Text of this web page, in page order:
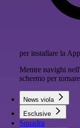
per installare la
Mentre navighi
schermo per
News viola
Esclusive
Squadra